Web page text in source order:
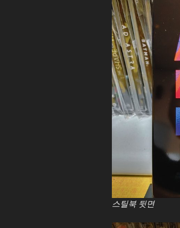
스틸북 뒷면